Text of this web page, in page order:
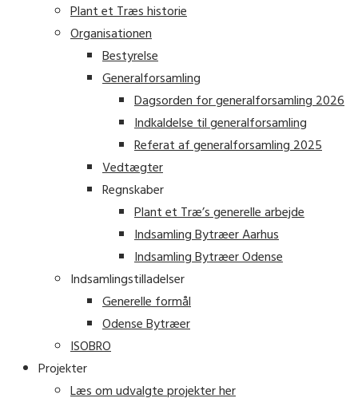
Plant et Træs historie
Organisationen
Bestyrelse
Generalforsamling
Dagsorden for generalforsamling 2026
Indkaldelse til generalforsamling
Referat af generalforsamling 2025
Vedtægter
Regnskaber
Plant et Træ’s generelle arbejde
Indsamling Bytræer Aarhus
Indsamling Bytræer Odense
Indsamlingstilladelser
Generelle formål
Odense Bytræer
ISOBRO
Projekter
Læs om udvalgte projekter her